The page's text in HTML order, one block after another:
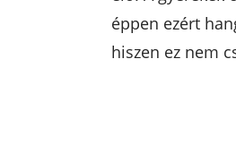
éppen ezért
hiszen ez nem